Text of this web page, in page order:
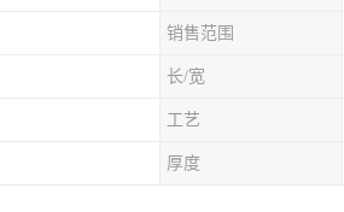
销售范围
长/宽
工艺
厚度